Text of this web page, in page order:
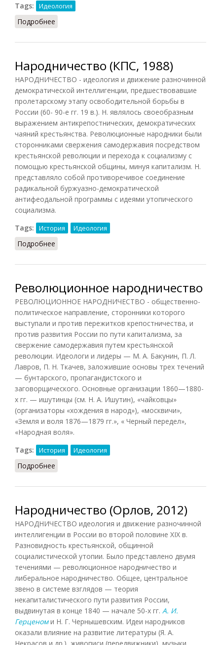
Tags:
Идеология
Подробнее
Народничество (КПС, 1988)
НАРОДНИЧЕСТВО - идеология и движение разночинной
демократической интеллигенции, предшествовавшие
пролетарскому этапу освободительной борьбы в
России (60- 90-е гг. 19 в.). Н. являлось своеобразным
выражением антикрепостнических, демократических
чаяний крестьянства. Революционные народники были
сторонниками свержения самодержавия посредством
крестьянской революции и перехода к социализму с
помощью крестьянской общины, минуя капитализм. Н.
представляло собой противоречивое соединение
радикальной буржуазно-демократической
антифеодальной программы с идеями утопического
социализма.
Tags:
История Идеология
Подробнее
Революционное народничество
РЕВОЛЮЦИОННОЕ НАРОДНИЧЕСТВО - общественно-
политическое направление, сторонники которого
выступали и против пережитков крепостничества, и
против развития России по пути капитализма, за
свержение самодержавия путем крестьянской
революции. Идеологи и лидеры — М. А. Бакунин, П. Л.
Лавров, П. Н. Ткачев, заложившие основы трех течений
— бунтарского, пропагандистского и
заговорщического. Основные организации 1860—1880-
х гг. — ишутинцы (см. Н. А. Ишутин), «чайковцы»
(организаторы «хождения в народ»), «москвичи»,
«Земля и воля 1876—1879 гг.», « Черный передел»,
«Народная воля».
Tags:
История Идеология
Подробнее
Народничество (Орлов, 2012)
НАРОДНИЧЕСТВО идеология и движение разночинной
интеллигенции в России во второй половине XIX в.
Разновидность крестьянской, общинной
социалистической утопии. Было представлено двумя
течениями — революционное народничество и
либеральное народничество. Общее, центральное
звено в системе взглядов — теория
некапиталистического пути развития России,
выдвинутая в конце 1840 — начале 50-х гг. А. И.
Герценоми Н. Г. Чернышевским. Идеи народников
оказали влияние на развитие литературы (Я. А.
Некрасов и др.), живописи (передвижники), музыки